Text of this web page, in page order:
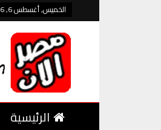
الخميس, أغسطس 6, 2026
الرئيسية